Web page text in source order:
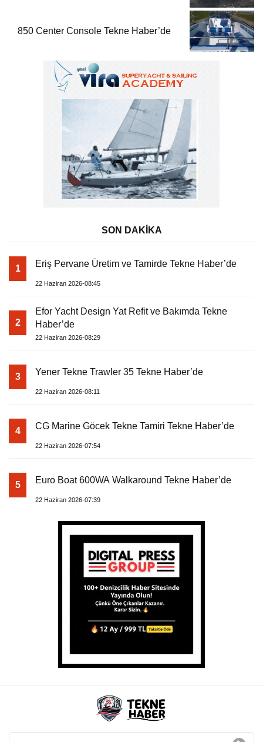
SON DAKİKA
Eriş Pervane Üretim ve Tamirde Tekne Haber’de
Efor Yacht Design Yat Refit ve Bakımda Tekne
Haber’de
22 Haziran 2026-08:29
Yener Tekne Trawler 35 Tekne Haber’de
22 Haziran 2026-08:11
4 CG Marine Göcek Tekne Tamiri Tekne Haber’de
5 Euro Boat 600WA Walkaround Tekne Haber’de